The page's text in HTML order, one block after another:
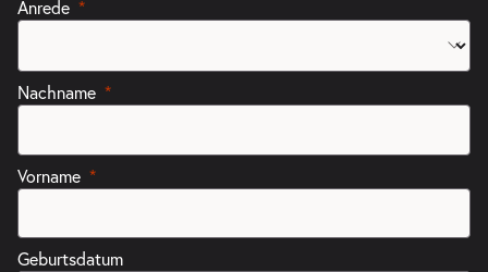
Anrede
Nachname
Vorname
Geburtsdatum